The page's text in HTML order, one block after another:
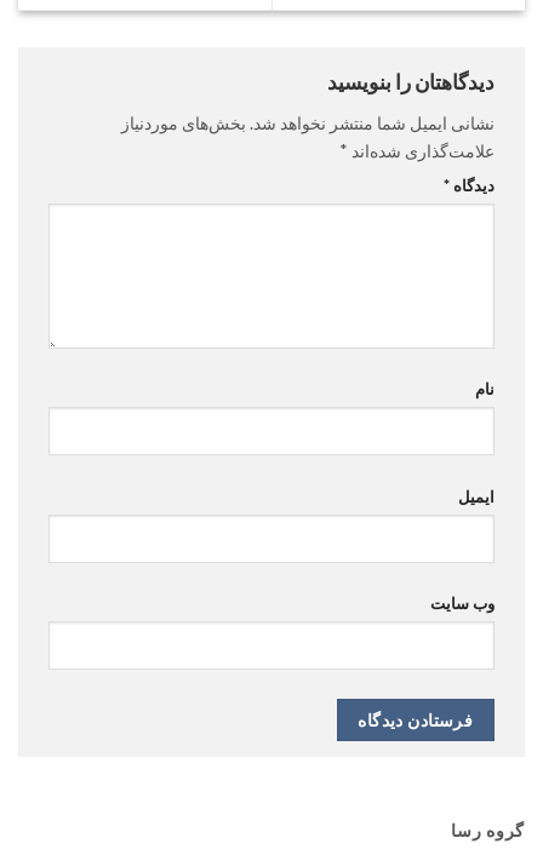
دیدگاهتان را بنویسید
نشانی ایمیل شما منتشر نخواهد شد. بخش‌های موردنیاز
علامت‌گذاری شده‌اند *
دیدگاه *
نام
ایمیل
وب‌ سایت
گروه رسا